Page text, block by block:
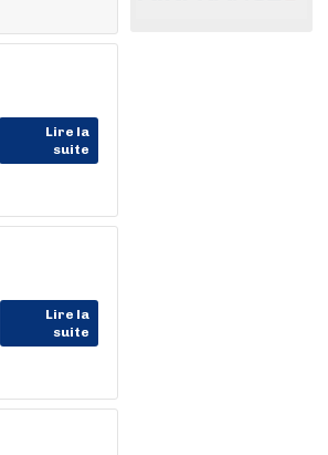
Lire la
suite
Lire la
suite